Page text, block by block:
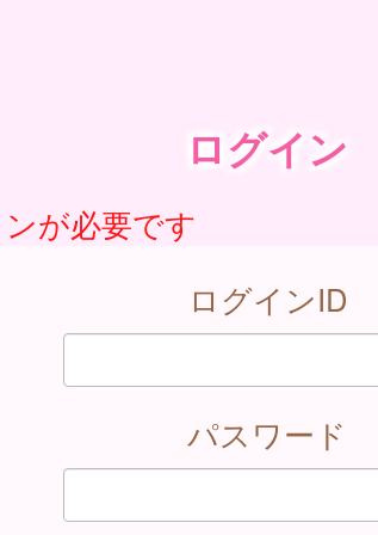
ログイン
が必要です
ログインID
パスワード